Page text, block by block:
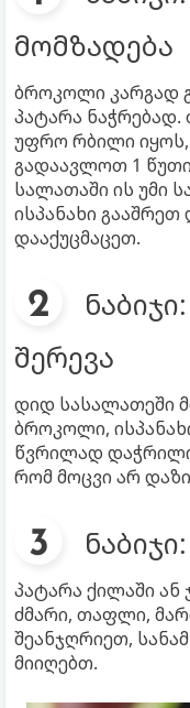
მომზადება
ბროკოლი კარგად
პატარა
უფრო რბილი
გადაავლოთ 1
სალათაში ის უმი
ისპანახი
დააქუცმაცეთ.
შერევა
დიდ სასალათეში
ბროკოლი,
წვრილად
რომ მოცვი არ
პატარა ქილაში ან
ძმარი, თაფლი,
შეანჯღრიეთ,
მიიღებთ.